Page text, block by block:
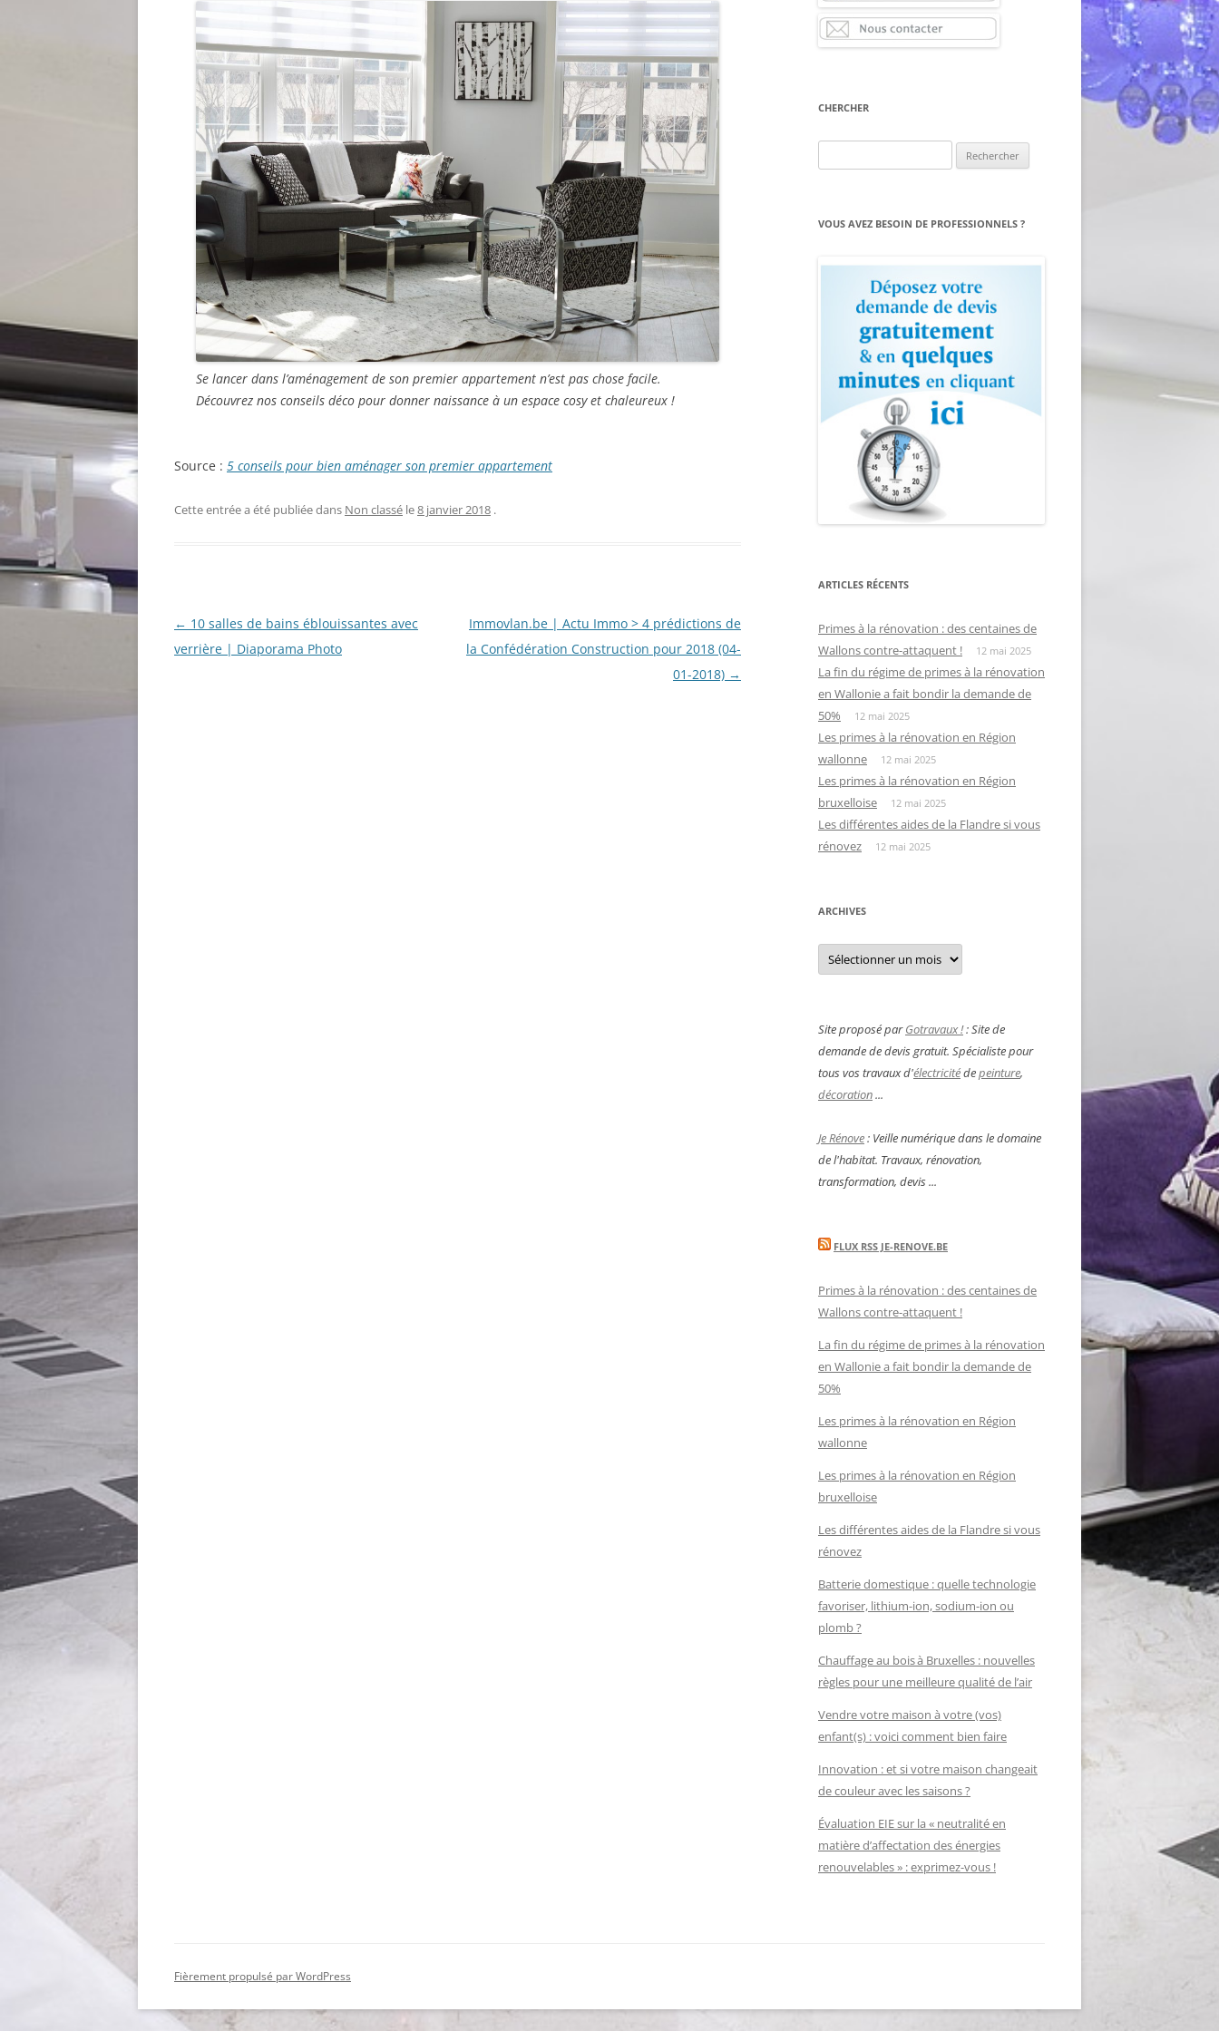
Se lancer dans l’aménagement de son premier appartement n’est pas chose facile.
Découvrez nos conseils déco pour donner naissance à un espace cosy et chaleureux !
Source : 5 conseils pour bien aménager son premier appartement
Cette entrée a été publiée dans Non classé le8 janvier 2018 .
Navigation
des
← 10 salles de bains éblouissantes avec
verrière | Diaporama Photo
Immovlan.be | Actu Immo > 4 prédictions de
la Confédération Construction pour 2018 (04-
01-2018) →
CHERCHER
VOUS AVEZ BESOIN DE PROFESSIONNELS ?
ARTICLES RÉCENTS
Primes à la rénovation : des centaines de
Wallons contre-attaquent !
12 mai 2025
La fin du régime de primes à la rénovation
en Wallonie a fait bondir la demande de
50%
12 mai 2025
Les primes à la rénovation en Région
wallonne
12 mai 2025
Les primes à la rénovation en Région
bruxelloise
12 mai 2025
Les différentes aides de la Flandre si vous
rénovez
12 mai 2025
ARCHIVES
Archives
Site proposé parGotravaux !: Site de
demande de devis gratuit. Spécialiste pour
tous vos travaux d'électricitédepeinture,
décoration...
Je Rénove: Veille numérique dans le domaine
de l'habitat. Travaux, rénovation,
transformation, devis ...
FLUX RSS JE-RENOVE.BE
Primes à la rénovation : des centaines de
Wallons contre-attaquent !
La fin du régime de primes à la rénovation
en Wallonie a fait bondir la demande de
50%
Les primes à la rénovation en Région
wallonne
Les primes à la rénovation en Région
bruxelloise
Les différentes aides de la Flandre si vous
rénovez
Batterie domestique : quelle technologie
favoriser, lithium-ion, sodium-ion ou
plomb ?
Chauffage au bois à Bruxelles : nouvelles
règles pour une meilleure qualité de l’air
Vendre votre maison à votre (vos)
enfant(s) : voici comment bien faire
Innovation : et si votre maison changeait
de couleur avec les saisons ?
Évaluation EIE sur la « neutralité en
matière d’affectation des énergies
renouvelables » : exprimez-vous !
Fièrement propulsé par WordPress